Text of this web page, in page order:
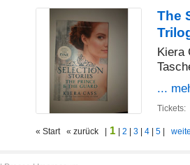
The
Kiera
...
Tickets:
« Start « zurück | 1 2 3 4 5